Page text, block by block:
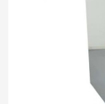
Controle da
Contacte-nos